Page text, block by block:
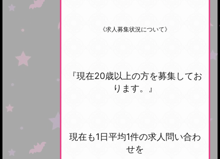
《求人募集状況について》
『現在20歳以上の方を募集してお
ります。』
現在も1日平均1件の求人問い合わ
せを